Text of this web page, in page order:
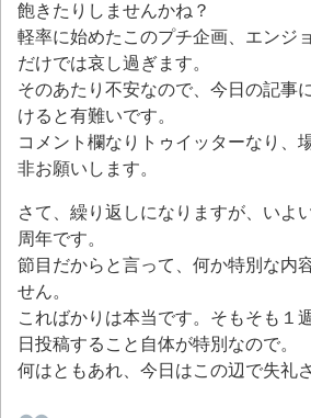
飽きたりしませんかね？
軽率に始めたこのプチ企画、エンジ
だけでは哀し過ぎます。
そのあたり不安なので、今日の記事
けると有難いです。
コメント欄なりトゥイッターなり、
非お願いします。
さて、繰り返しになりますが、いよ
周年です。
節目だからと言って、何か特別な内
せん。
こればかりは本当です。そもそも１
日投稿すること自体が特別なので。
何はともあれ、今日はこの辺で失礼